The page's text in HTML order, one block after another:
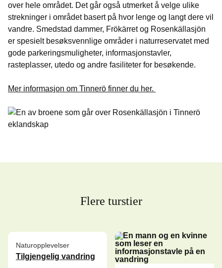
over hele området. Det går også utmerket å velge ulike
strekninger i området basert på hvor lenge og langt dere vil
vandre. Smedstad dammer, Frökärret og Rosenkällasjön
er spesielt besøksvennlige områder i naturreservatet med
gode parkeringsmuligheter, informasjonstavler,
rasteplasser, utedo og andre fasiliteter for besøkende.
Mer informasjon om Tinnerö finner du her.
Flere turstier
Naturopplevelser
Tilgjengelig vandring